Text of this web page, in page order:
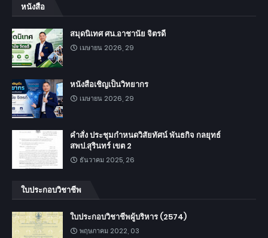
หนังสือ
สมุดนิเทศ ศน.อาชานัย จิตรดี
เมษายน 2026, 29
หนังสือเชิญเป็นวิทยากร
เมษายน 2026, 29
คำสั่ง ประชุมกำหนดวิสัยทัศน์ พันธกิจ กลยุทธ์
สพป.สุรินทร์ เขต 2
ธันวาคม 2025, 26
ใบประกอบวิชาชีพ
ใบประกอบวิชาชีพผู้บริหาร (2574)
พฤษภาคม 2022, 03